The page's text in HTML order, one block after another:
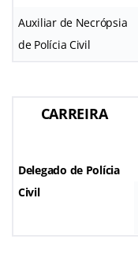
Auxiliar de Necrópsia
de Polícia Civil
CARREIRA
Delegado de Polícia
Civil